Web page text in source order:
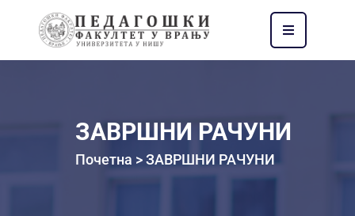
ЗАВРШНИ РАЧУНИ
Почетна >ЗАВРШНИ РАЧУНИ